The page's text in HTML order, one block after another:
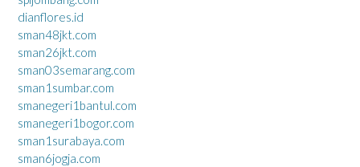
dianflores.id
sman48jkt.com
sman26jkt.com
sman03semarang.com
sman1sumbar.com
smanegeri1bantul.com
smanegeri1bogor.com
sman1surabaya.com
sman6jogja.com